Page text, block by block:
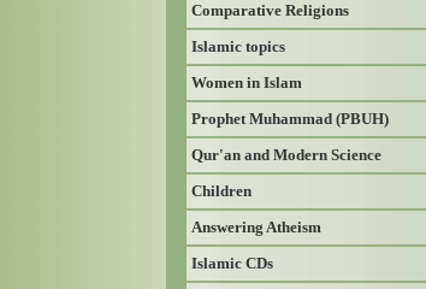
Comparative Religions
Islamic topics
Women in Islam
Prophet Muhammad (PBUH)
Qur'an and Modern Science
Children
Answering Atheism
Islamic CDs